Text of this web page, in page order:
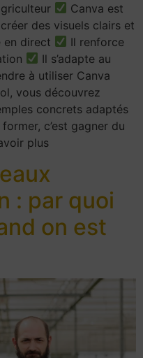
Canva est
des visuels clairs et
en direct
Il renforce
Il s’adapte au
à utiliser Canva
vous découvrez
concrets adaptés
former, c’est gagner du
plus
: par quoi
on est